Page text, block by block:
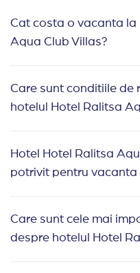
Cat costa o vacanta la
Aqua Club Villas?
Care sunt conditiile de
hotelul Hotel Ralitsa
Hotel Hotel Ralitsa
potrivit pentru vacanta
Care sunt cele mai
despre hotelul Hotel